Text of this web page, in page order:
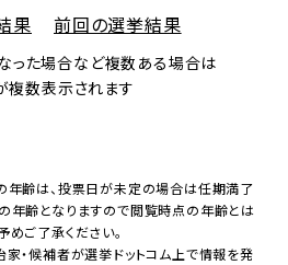
果 前回の選挙結果
った場合など複数ある場合は
複数表示されます
年齢は、投票日が未定の場合は任期満了
年齢となりますので閲覧時点の年齢とは
ご了承ください。
・候補者が選挙ドットコム上で情報を発